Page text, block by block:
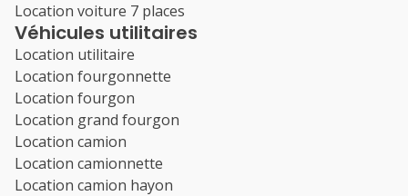
Location voiture 7 places
Véhicules utilitaires
Location utilitaire
Location fourgonnette
Location fourgon
Location grand fourgon
Location camion
Location camionnette
Location camion hayon